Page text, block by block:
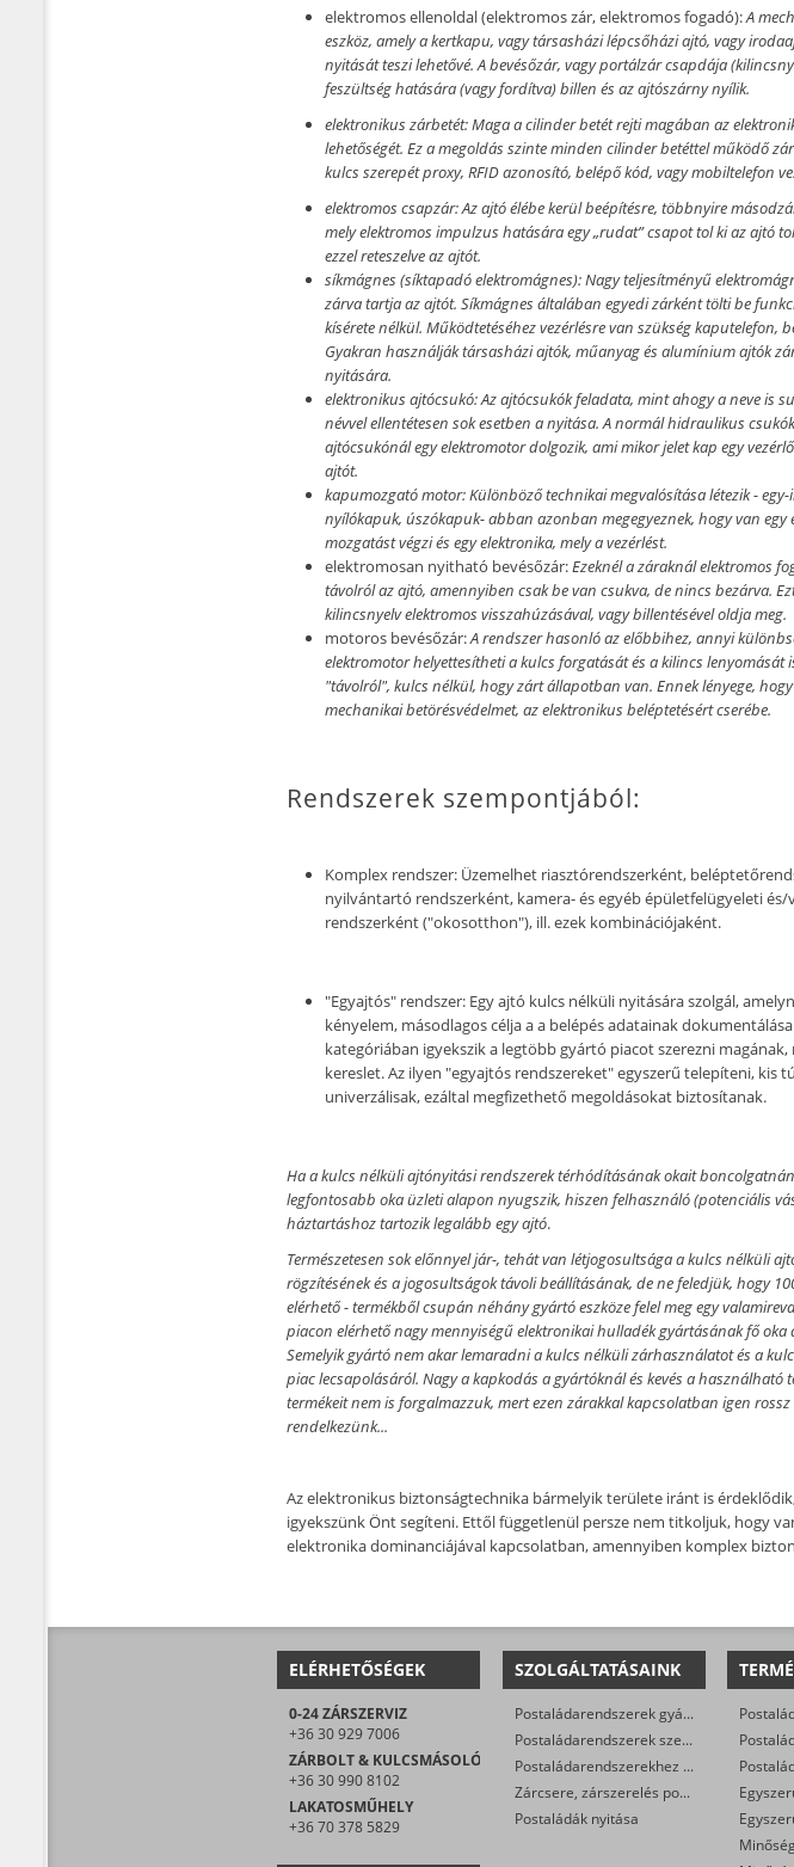
elektromos ellenoldal (elektromos zár, elektromos fogadó):A
eszköz, amely a kertkapu, vagy társasházi lépcsőházi ajtó, vagy
nyitását teszi lehetővé. A bevésőzár, vagy portálzár csapdája
feszültség hatására (vagy fordítva) billen és az ajtószárny nyílik.
elektronikus zárbetét:Maga a cilinder betét rejti magában az
lehetőségét. Ez a megoldás szinte minden cilinder betéttel működő
kulcs szerepét proxy, RFID azonosító, belépő kód, vagy mobiltelefon
elektromos csapzár:Az ajtó élébe kerül beépítésre, többnyire
mely elektromos impulzus hatására egy „rudat” csapot tol ki az ajtó
ezzel reteszelve az ajtót.
síkmágnes (síktapadó elektromágnes):Nagy teljesítményű
zárva tartja az ajtót. Síkmágnes általában egyedi zárként tölti be
kísérete nélkül. Működtetéséhez vezérlésre van szükség kaputelefon,
Gyakran használják társasházi ajtók, műanyag és alumínium ajtók
nyitására.
elektronikus ajtócsukó:Az ajtócsukók feladata, mint ahogy a neve is
névvel ellentétesen sok esetben a nyitása. A normál hidraulikus
ajtócsukónál egy elektromotor dolgozik, ami mikor jelet kap egy
ajtót.
kapumozgató motor:Különböző technikai megvalósítása létezik -
nyílókapuk, úszókapuk- abban azonban megegyeznek, hogy van egy
mozgatást végzi és egy elektronika, mely a vezérlést.
elektromosan nyitható bevésőzár:Ezeknél a záraknál elektromos
távolról az ajtó, amennyiben csak be van csukva, de nincs bezárva.
kilincsnyelv elektromos visszahúzásával, vagy billentésével oldja meg.
motoros bevésőzár:A rendszer hasonló az előbbihez, annyi
elektromotor helyettesítheti a kulcs forgatását és a kilincs lenyomását
"távolról", kulcs nélkül, hogy zárt állapotban van. Ennek lényege,
mechanikai betörésvédelmet, az elektronikus beléptetésért cserébe.
Rendszerek szempontjából:
Komplex rendszer: Üzemelhet riasztórendszerként,
nyilvántartó rendszerként, kamera- és egyéb épületfelügyeleti és/
rendszerként ("okosotthon"), ill. ezek kombinációjaként.
"Egyajtós" rendszer: Egy ajtó kulcs nélküli nyitására szolgál,
kényelem, másodlagos célja a a belépés adatainak
kategóriában igyekszik a legtöbb gyártó piacot szerezni
kereslet. Az ilyen "egyajtós rendszereket" egyszerű telepíteni, kis
univerzálisak, ezáltal megfizethető megoldásokat biztosítanak.
Ha a kulcs nélküli ajtónyitási rendszerek térhódításának okait
legfontosabb oka üzleti alapon nyugszik, hiszen felhasználó (potenciális
háztartáshoz tartozik legalább egy ajtó.
Természetesen sok előnnyel jár-, tehát van létjogosultsága a kulcs nélküli
rögzítésének és a jogosultságok távoli beállításának, de ne feledjük, hogy
elérhető - termékből csupán néhány gyártó eszköze felel meg egy
piacon elérhető nagy mennyiségű elektronikai hulladék gyártásának fő oka
Semelyik gyártó nem akar lemaradni a kulcs nélküli zárhasználatot és a
piac lecsapolásáról. Nagy a kapkodás a gyártóknál és kevés a használható
termékeit nem is forgalmazzuk, mert ezen zárakkal kapcsolatban igen
rendelkezünk...
Az elektronikus biztonságtechnika bármelyik területe iránt is
igyekszünk Önt segíteni. Ettől függetlenül persze nem titkoljuk, hogy
elektronika dominanciájával kapcsolatban, amennyiben komplex
ELÉRHETŐSÉGEK
0-24 ZÁRSZERVIZ
+36 30 929 7006
ZÁRBOLT & KULCSMÁSOLÓ
+36 30 990 8102
LAKATOSMŰHELY
+36 70 378 5829
SZOLGÁLTATÁSAINK
Postaládarendszerek gyártása
Postaládarendszerek szerelése
Postaládarendszerekhez állványzat gyártása
Zárcsere, zárszerelés postaládákban
Postaládák nyitása